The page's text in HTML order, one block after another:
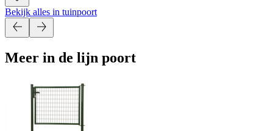
Bekijk alles in tuinpoort
Meer in de lijn poort